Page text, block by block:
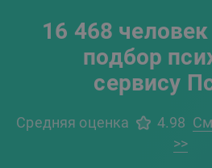
16 468
подбор
сервису
Средняя оценка 4.98
>>